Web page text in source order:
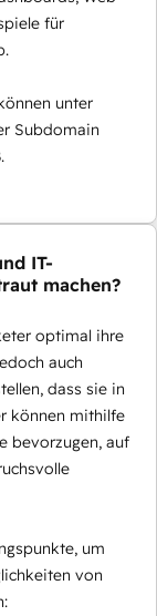
für
unter
Subdomain
IT-
machen?
optimal ihre
auch
dass sie in
können mithilfe
bevorzugen, auf
um
von